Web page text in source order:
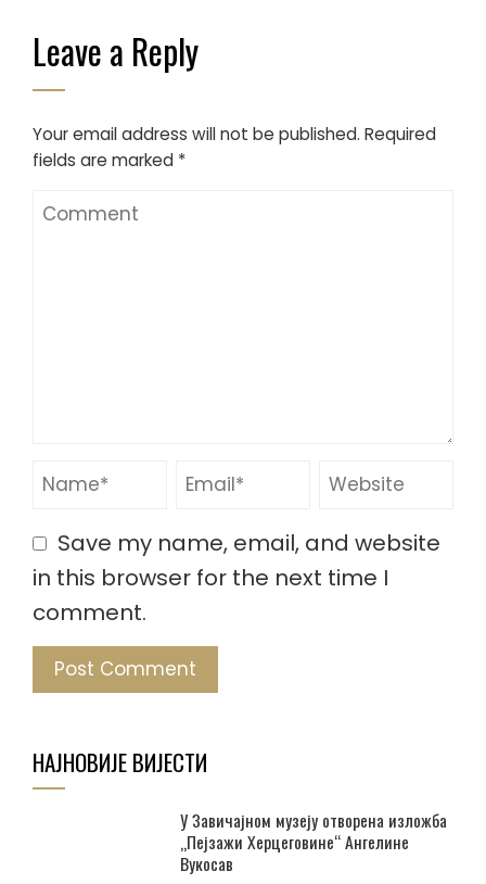
Leave a Reply
Your email address will not be published. Required
fields are marked *
Save my name, email, and website
in this browser for the next time I
comment.
НАЈНОВИЈЕ ВИЈЕСТИ
У Завичајном музеју отворена изложба
„Пејзажи Херцеговине“ Ангелине
Вукосав